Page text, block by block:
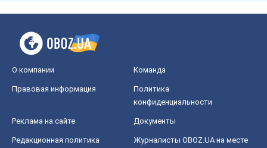
О компании Команда
Правовая информация
Политика
конфиденциальности
Реклама на сайте Документы
Редакционная политика
Журналисты OBOZ.UA на месте